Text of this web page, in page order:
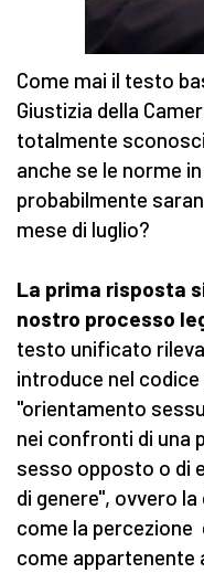
Come mai il testo
Giustizia della
totalmente
anche se le norme
probabilmente
mese di luglio?
La prima risposta
nostro processo
testo unificato
introduce nel
"orientamento
nei confronti di una
sesso opposto o di
di genere", ovvero
come la percezione
come appartenente